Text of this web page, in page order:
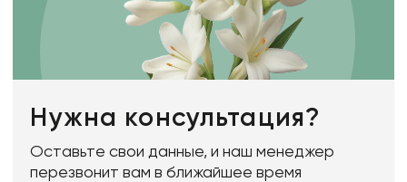
Нужна консультация?
Оставьте свои данные, и наш менеджер
перезвонит вам в ближайшее время